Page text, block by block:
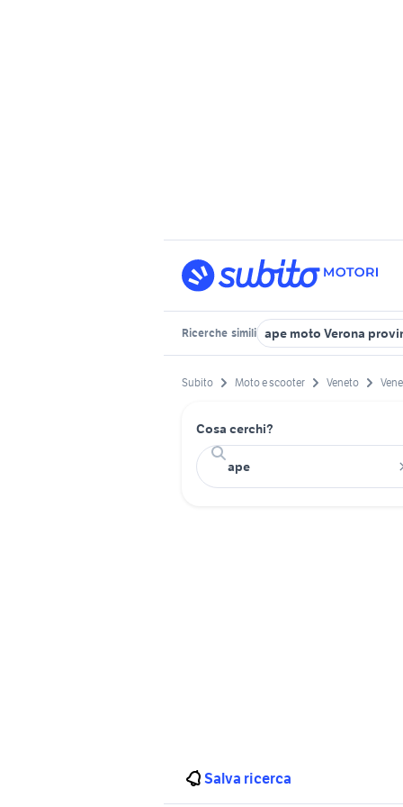
Ricerche simili ape moto Verona
Subito Moto e scooter Veneto
Cosa cerchi?
Salva ricerca